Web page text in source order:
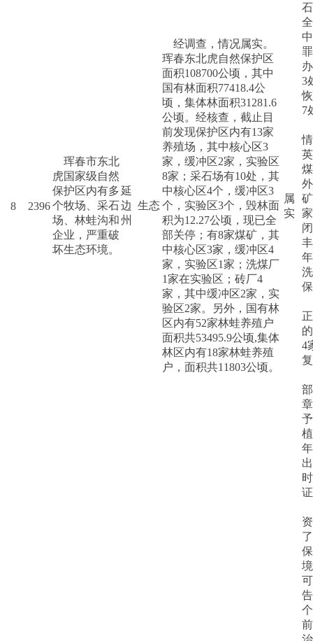
8 2396
珲春市东北
虎国家级自然
保护区内有多
个牧场、采石
场、林蛙沟和
企业，严重破
坏生态环境。
延
边
州
生态
经调查，情况属实。
珲春东北虎自然保护区
面积108700公顷，其中
国有林面积77418.4公
顷，集体林面积31281.6
公顷。经核查，截止目
前发现保护区内有13家
养殖场，其中核心区3
家，缓冲区2家，实验区
8家；采石场有10处，其
中核心区4个，缓冲区3
个，实验区3个，毁林面
积为12.27公顷，现已全
部关停；有8家煤矿，其
中核心区3家，缓冲区4
家，实验区1家；洗煤厂
1家在实验区；砖厂4
家，其中缓冲区2家，实
验区2家。另外，国有林
区内有52家林蛙养殖户
面积共53495.9公顷,集体
林区内有18家林蛙养殖
户，面积共11803公顷。
属
实
3
7
4